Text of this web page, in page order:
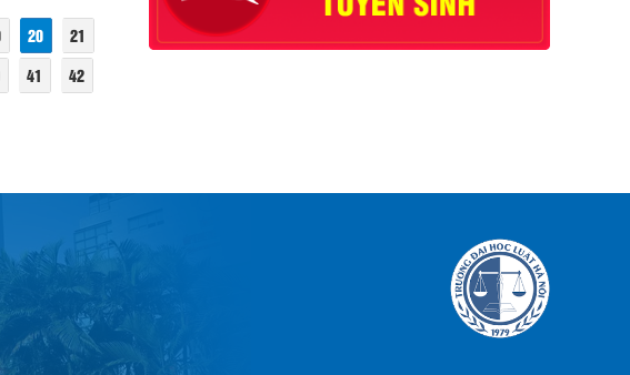
20
21
41
42